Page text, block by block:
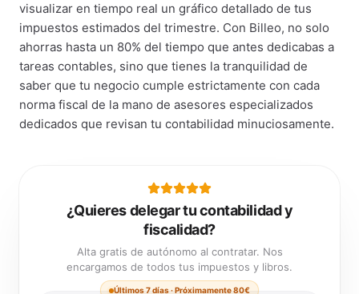
visualizar en tiempo real un gráfico detallado de tus
impuestos estimados del trimestre. Con Billeo, no solo
ahorras hasta un 80% del tiempo que antes dedicabas a
tareas contables, sino que tienes la tranquilidad de
saber que tu negocio cumple estrictamente con cada
norma fiscal de la mano de asesores especializados
dedicados que revisan tu contabilidad minuciosamente.
¿Quieres delegar tu contabilidad y
fiscalidad?
Alta gratis de autónomo al contratar. Nos
encargamos de todos tus impuestos y libros.
Últimos 7 días · Próximamente 80€